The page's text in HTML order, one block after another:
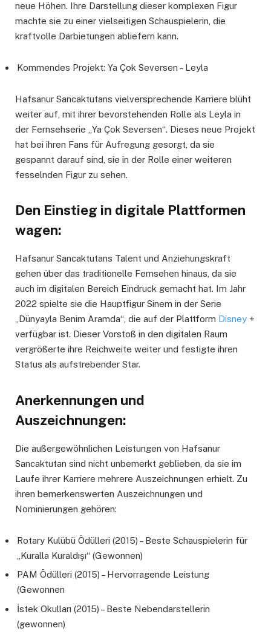
neue Höhen. Ihre Darstellung dieser komplexen Figur
machte sie zu einer vielseitigen Schauspielerin, die
kraftvolle Darbietungen abliefern kann.
Kommendes Projekt: Ya Çok Seversen – Leyla
Hafsanur Sancaktutans vielversprechende Karriere blüht
weiter auf, mit ihrer bevorstehenden Rolle als Leyla in
der Fernsehserie „Ya Çok Seversen“. Dieses neue Projekt
hat bei ihren Fans für Aufregung gesorgt, da sie
gespannt darauf sind, sie in der Rolle einer weiteren
fesselnden Figur zu sehen.
Den Einstieg in digitale Plattformen
wagen:
Hafsanur Sancaktutans Talent und Anziehungskraft
gehen über das traditionelle Fernsehen hinaus, da sie
auch im digitalen Bereich Eindruck gemacht hat. Im Jahr
2022 spielte sie die Hauptfigur Sinem in der Serie
„Dünyayla Benim Aramda“, die auf der Plattform Disney +
verfügbar ist. Dieser Vorstoß in den digitalen Raum
vergrößerte ihre Reichweite weiter und festigte ihren
Status als aufstrebender Star.
Anerkennungen und
Auszeichnungen:
Die außergewöhnlichen Leistungen von Hafsanur
Sancaktutan sind nicht unbemerkt geblieben, da sie im
Laufe ihrer Karriere mehrere Auszeichnungen erhielt. Zu
ihren bemerkenswerten Auszeichnungen und
Nominierungen gehören:
Rotary Kulübü Ödülleri (2015) – Beste Schauspielerin für
„Kuralla Kuraldışı“ (Gewonnen)
PAM Ödülleri (2015) – Hervorragende Leistung
(Gewonnen
İstek Okulları (2015) – Beste Nebendarstellerin
(gewonnen)